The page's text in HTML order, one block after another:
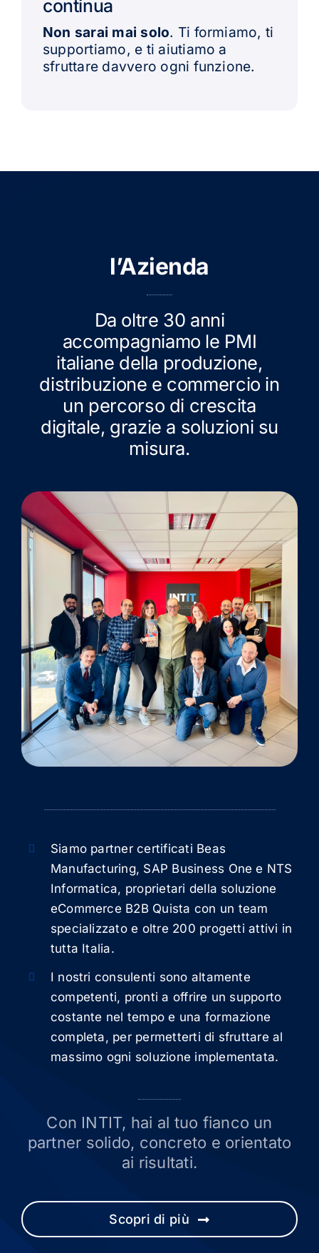
continua
Non sarai mai solo. Ti formiamo, ti
supportiamo, e ti aiutiamo a
sfruttare davvero ogni funzione.
l’Azienda
Da oltre 30 anni
accompagniamo le PMI
italiane della produzione,
distribuzione e commercio in
un percorso di crescita
digitale, grazie a soluzioni su
misura.
Siamo partner certificati Beas
Manufacturing, SAP Business One e NTS
Informatica, proprietari della soluzione
eCommerce B2B Quista con un team
specializzato e oltre 200 progetti attivi in
tutta Italia.
I nostri consulenti sono altamente
competenti, pronti a offrire un supporto
costante nel tempo e una formazione
completa, per permetterti di sfruttare al
massimo ogni soluzione implementata.
Con INTIT, hai al tuo fianco un
partner solido, concreto e orientato
ai risultati.
Scopri di più